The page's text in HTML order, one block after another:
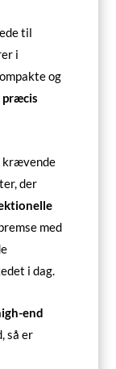
til
i
og
præcis
krævende
der
med
i dag.
end
så er